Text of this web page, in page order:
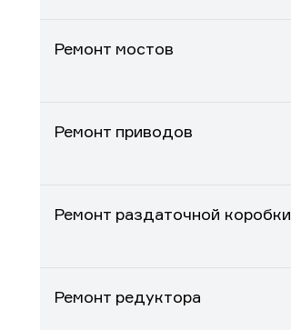
Ремонт мостов
Ремонт приводов
Ремонт раздаточной коробки
Ремонт редуктора